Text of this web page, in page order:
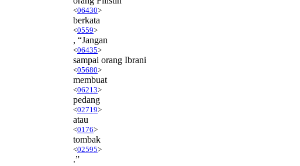
<06430>
berkata
<0559>
, “Jangan
<06435>
sampai orang Ibrani
<05680>
membuat
<06213>
pedang
<02719>
atau
<0176>
tombak
<02595>
.”